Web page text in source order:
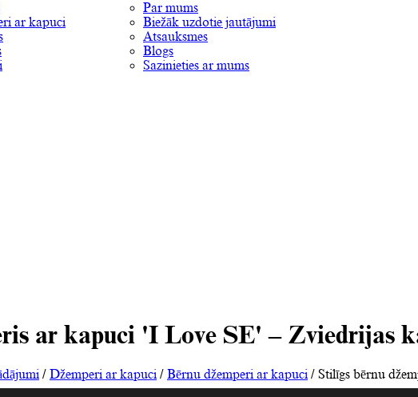
ar kapuci
Par mums
Biežāk uzdotie jautājumi
Atsauksmes
Blogs
Sazinieties ar mums
ar kapuci 'I Love SE' – Zviedrijas
/ Džemperi ar kapuci / Bērnu džemperi ar kapuci / Stilīgs bērnu